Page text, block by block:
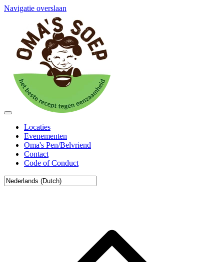
Navigatie overslaan
Locaties
Evenementen
Oma's Pen/Belvriend
Contact
Code of Conduct